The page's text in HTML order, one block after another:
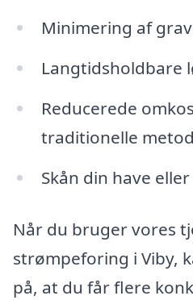
Minimering af
Langtidsholdbare
Reducerede
traditionelle
Skån din have
Når du bruger vores
strømpeforing i Viby,
på, at du får flere